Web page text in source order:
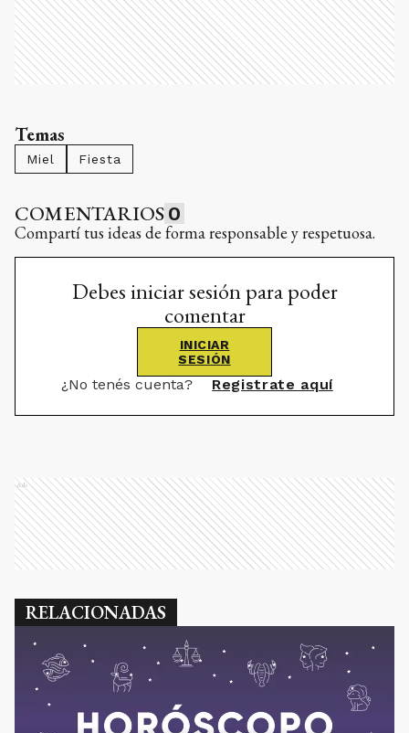
Temas
Miel Fiesta
COMENTARIOS 0
Compartí tus ideas de forma responsable y respetuosa.
Debes iniciar sesión para poder
comentar
INICIAR
SESIÓN
¿No tenés cuenta? Registrate aquí
Ads
RELACIONADAS